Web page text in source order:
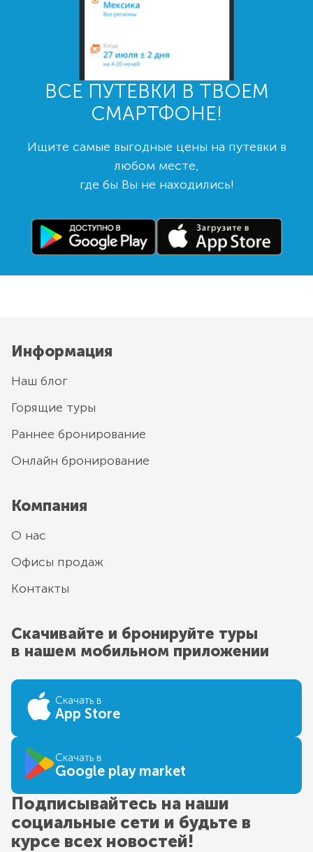
ВСЕ ПУТЕВКИ В ТВОЕМ
СМАРТФОНЕ!
Ищите самые выгодные цены на путевки в
любом месте,
где бы Вы не находились!
Информация
Наш блог
Горящие туры
Раннее бронирование
Онлайн бронирование
Компания
О нас
Офисы продаж
Контакты
Скачивайте и бронируйте туры
в нашем мобильном приложении
Скачать в
App Store
Скачать в
Google play market
Подписывайтесь на наши
социальные сети и будьте в
курсе всех новостей!